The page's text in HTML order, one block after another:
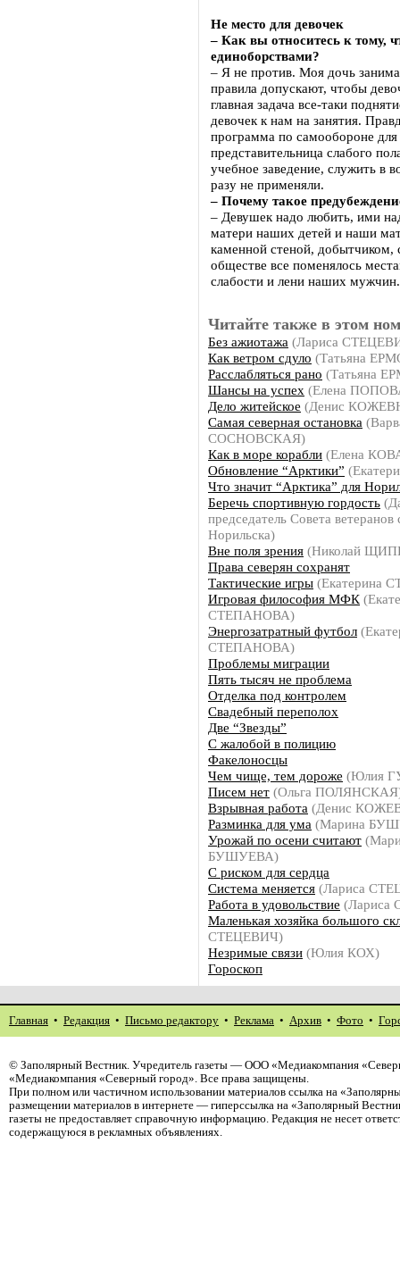
Не место для девочек
– Как вы относитесь к тому,
единоборствами?
– Я не против. Моя дочь
правила допускают, чтобы
главная задача все-таки
девочек к нам на занятия.
программа по самообороне
представительница слабого
учебное заведение, служить в
разу не применяли.
– Почему такое
– Девушек надо любить, ими
матери наших детей и наши
каменной стеной,
обществе все поменялось
слабости и лени наших
Читайте также в этом
Без ажиотажа (Лариса
Как ветром сдуло (Татьяна
Расслабляться рано (Татьяна
Шансы на успех (Елена
Дело житейское (Денис
Самая северная остановка
СОСНОВСКАЯ)
Как в море корабли (Елена
Обновление “Арктики”
Что значит “Арктика” для
Беречь спортивную гордость
председатель Совета ветеранов
Норильска)
Вне поля зрения (Николай
Права северян сохранят
Тактические игры (Екатерина
Игровая философия МФК
СТЕПАНОВА)
Энергозатратный футбол
СТЕПАНОВА)
Проблемы миграции
Пять тысяч не проблема
Отделка под контролем
Свадебный переполох
Две “Звезды”
С жалобой в полицию
Факелоносцы
Чем чище, тем дороже (Юлия
Писем нет (Ольга
Взрывная работа (Денис
Разминка для ума (Марина
Урожай по осени считают
БУШУЕВА)
С риском для сердца
Система меняется (Лариса
Работа в удовольствие (Лариса
Маленькая хозяйка большого
СТЕЦЕВИЧ)
Незримые связи (Юлия КОХ)
Гороскоп
Главная • Редакция • Письмо редактору • Реклама • Архив • Фото •
© Заполярный Вестник. Учредитель газеты — ООО «Медиакомпания
«Медиакомпания «Северный город». Все права защищены.
При полном или частичном использовании материалов ссылка на
размещении материалов в интернете — гиперссылка на «Заполярный
газеты не предоставляет справочную информацию. Редакция не несет
содержащуюся в рекламных объявлениях.